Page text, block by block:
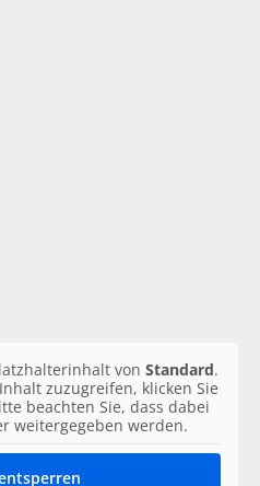
von Standard.
zuzugreifen, klicken Sie
beachten Sie, dass dabei
weitergegeben werden.